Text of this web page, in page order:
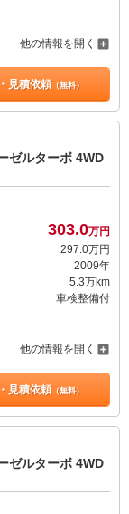
他の情報を開く
見積依頼（無料）
ゼルターボ 4WD
303.0万円
297. 0万円
2009年
5.3万km
車検整備付
他の情報を開く
見積依頼（無料）
ゼルターボ 4WD